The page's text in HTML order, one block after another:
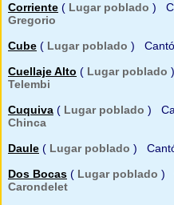
Corriente ( Lugar poblado )
Gregorio
Cube ( Lugar poblado )
Cuellaje Alto ( Lugar poblado
Telembi
Cuquiva ( Lugar poblado )
Chinca
Daule ( Lugar poblado )
Dos Bocas ( Lugar poblado )
Carondelet